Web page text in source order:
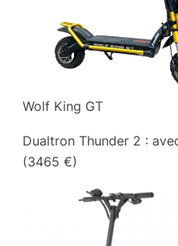
Wolf King GT
Dualtron Thunder 2 :
(3465 €)